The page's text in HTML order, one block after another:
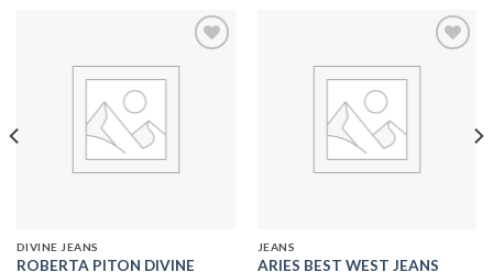
DIVINE JEANS
ROBERTA PITON DIVINE
JEANS
ARIES BEST WEST JEANS